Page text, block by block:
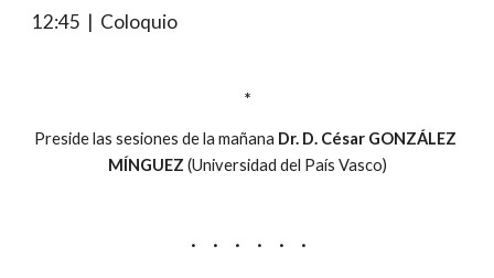
12:45  |  Coloquio
*
Preside las sesiones de la mañana Dr. D. César GONZÁLEZ
MÍNGUEZ (Universidad del País Vasco)
·     ·     ·     ·     ·     ·